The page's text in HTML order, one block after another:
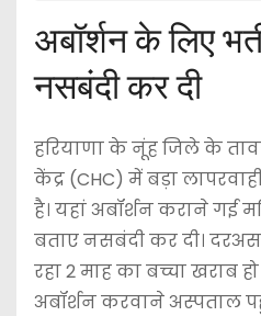
अबॉर्शन के लिए
नसबंदी कर दी
हरियाणा के नूंह जिले के
केंद्र (CHC) में बड़ा
है। यहां अबॉर्शन कराने गई
बताए नसबंदी कर दी।
रहा 2 माह का बच्चा खराब
अबॉर्शन करवाने अस्पताल